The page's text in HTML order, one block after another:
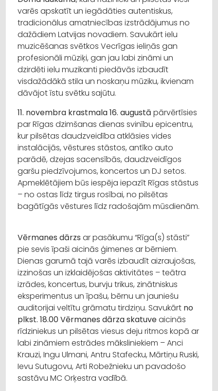
varēs apskatīt un iegādāties autentiskus,
tradicionālus amatniecības izstrādājumus no
dažādiem Latvijas novadiem. Savukārt ielu
muzicēšanas svētkos Vecrīgas ieliņās gan
profesionāli mūziķi, gan jau labi zināmi un
dzirdēti ielu muzikanti piedāvās izbaudīt
visdažādākā stila un noskaņu mūziku, ikvienam
dāvājot īstu svētku sajūtu.
11. novembra krastmala 16. augustā pārvērtīsies
par Rīgas dzimšanas dienas svinību epicentru,
kur pilsētas daudzveidība atklāsies vides
instalācijās, vēstures stāstos, antīko auto
parādē, dzejas sacensībās, daudzveidīgos
garšu piedzīvojumos, koncertos un DJ setos.
Apmeklētājiem būs iespēja iepazīt Rīgas stāstus
– no ostas līdz tirgus rosībai, no pilsētas
bagātīgās vēstures līdz radošajām mūsdienām.
Vērmanes dārzs ar pasākumu “Rīga(s) stāsti”
pie sevis īpaši aicinās ģimenes ar bērniem.
Dienas garumā tajā varēs izbaudīt aizraujošas,
izzinošas un izklaidējošas aktivitātes – teātra
izrādes, koncertus, burvju trikus, zinātniskus
eksperimentus un īpašu, bērnu un jauniešu
auditorijai veltītu grāmatu tirdziņu. Savukārt no
plkst. 18.00 Vērmanes dārza skatuveaicinās
rīdziniekus un pilsētas viesus deju ritmos kopā ar
labi zināmiem estrādes māksliniekiem – Anci
Krauzi, Ingu Ulmani, Antru Stafecku, Mārtiņu Ruski,
Ievu Sutugovu, Arti Robežnieku un pavadošo
sastāvu MC Orķestra vadībā.